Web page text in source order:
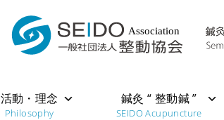
活動・理念
Philosophy
鍼灸 “ 整動鍼 ”
SEIDO Acupuncture